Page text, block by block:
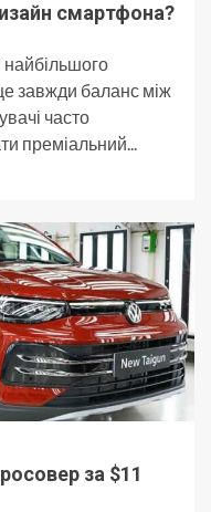
смартфона?
найбільшого
завжди баланс між
часто
преміальний...
за $11